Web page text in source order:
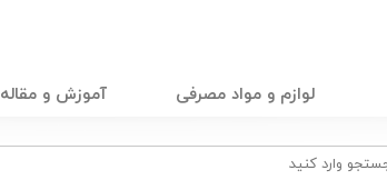
لوازم و مواد مصرفی آموزش و مقاله